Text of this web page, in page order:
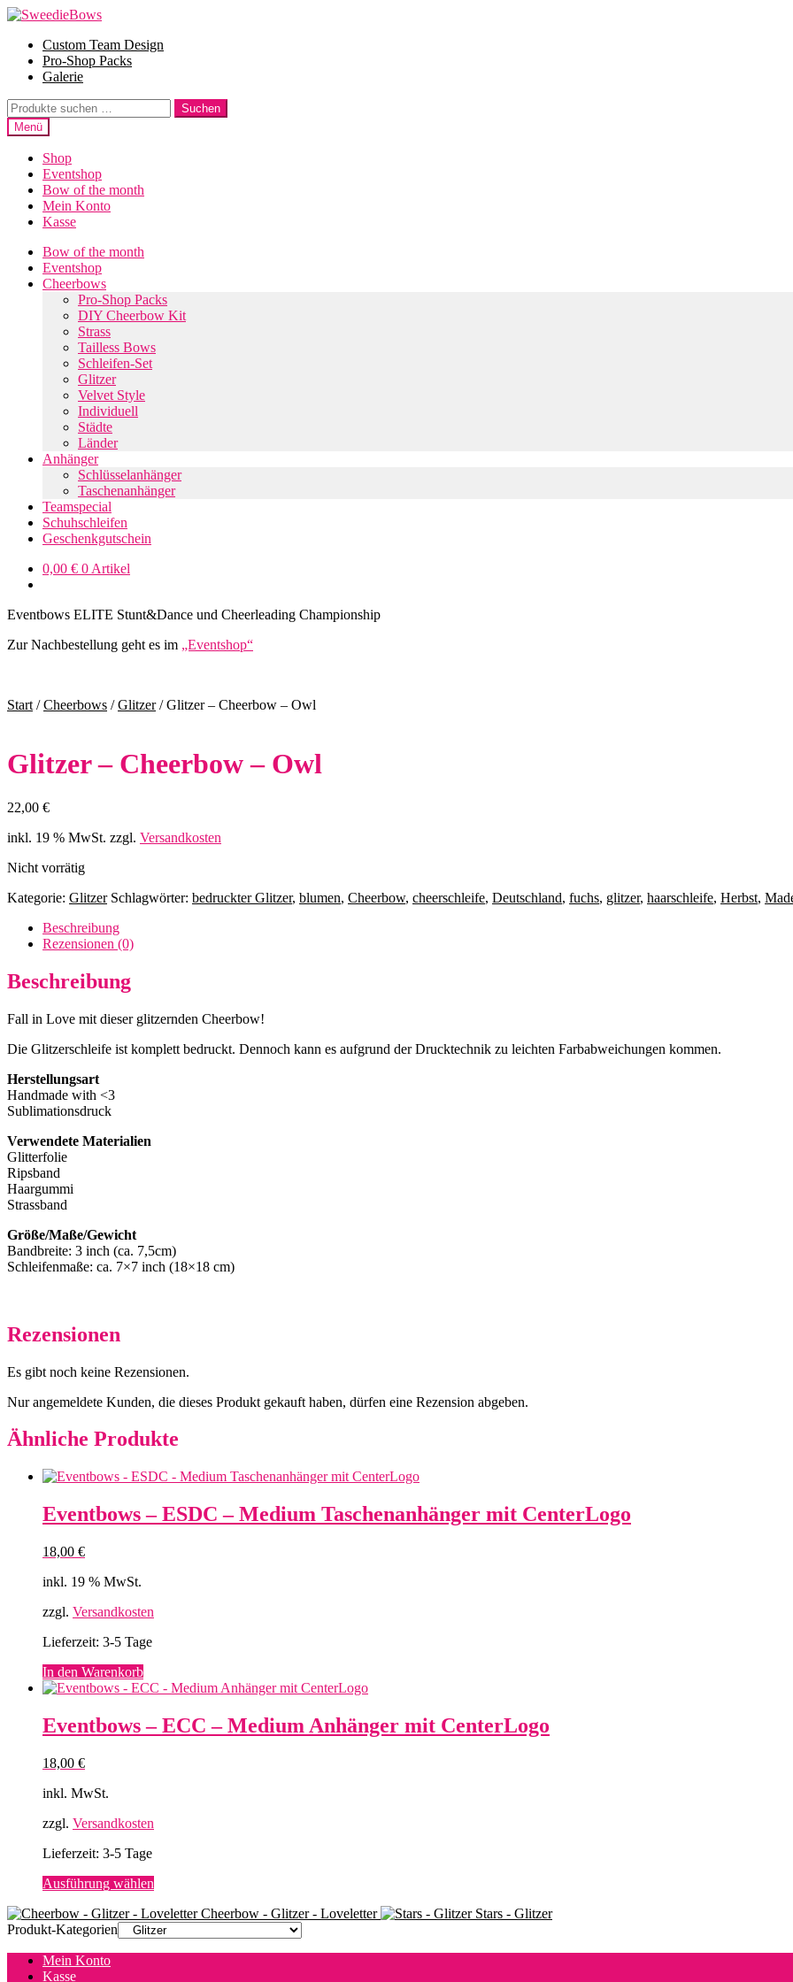
Zur
springen
Zum
springenCustom Team Design
Pro-Shop Packs
Galerie
Suche
nach:
Suchen
Menü
Shop
Eventshop
Bow of the month
Mein Konto
Kasse
Bow of the month
Eventshop
Cheerbows
Pro-Shop Packs
DIY Cheerbow Kit
Strass
Tailless Bows
Schleifen-Set
Glitzer
Velvet Style
Individuell
Städte
Länder
Anhänger
Schlüsselanhänger
Taschenanhänger
Teamspecial
Schuhschleifen
Geschenkgutschein
0,00 € 0 Artikel
Eventbows ELITE Stunt&Dance und Cheerleading Championship
Zur Nachbestellung geht es im „Eventshop“
Start /Cheerbows /Glitzer/Glitzer – Cheerbow – Owl
Glitzer – Cheerbow – Owl
22,00 €
inkl. 19 % MwSt. zzgl. Versandkosten
Nicht vorrätig
Kategorie: Glitzer Schlagwörter: bedruckter Glitzer, blumen, Cheerbow, cheerschleife, Deutschland, fuchs, glitzer, haarschleife, Herbst,
Beschreibung
Rezensionen (0)
Beschreibung
Fall in Love mit dieser glitzernden Cheerbow!
Die Glitzerschleife ist komplett bedruckt. Dennoch kann es aufgrund der Drucktechnik zu leichten Farbabweichungen kommen.
Herstellungsart
Handmade with <3
Sublimationsdruck
Verwendete Materialien
Glitterfolie
Ripsband
Haargummi
Strassband
Größe/Maße/Gewicht
Bandbreite: 3 inch (ca. 7,5cm)
Schleifenmaße: ca. 7×7 inch (18×18 cm)
Rezensionen
Es gibt noch keine Rezensionen.
Nur angemeldete Kunden, die dieses Produkt gekauft haben, dürfen eine Rezension abgeben.
Ähnliche Produkte
Eventbows – ESDC – Medium Taschenanhänger mit CenterLogo
18,00 €
inkl. 19 % MwSt.
zzgl. Versandkosten
Lieferzeit: 3-5 Tage
In den Warenkorb
Eventbows – ECC – Medium Anhänger mit CenterLogo
18,00 €
inkl. MwSt.
zzgl. Versandkosten
Lieferzeit: 3-5 Tage
Ausführung wählen
weist
mehrere
Cheerbow - Glitzer - Loveletter
Stars - Glitzer
Produkt-Kategorien
Mein Konto
Kasse